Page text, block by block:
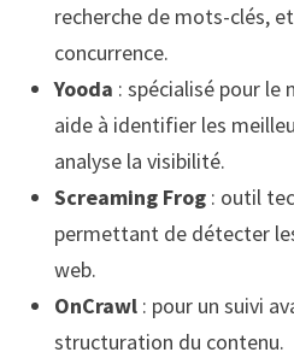
recherche de mots-clés,
concurrence.
Yooda : spécialisé pour le
aide à identifier les
analyse la visibilité.
Screaming Frog: outil
permettant de détecter
web.
OnCrawl: pour un suivi
structuration du contenu.